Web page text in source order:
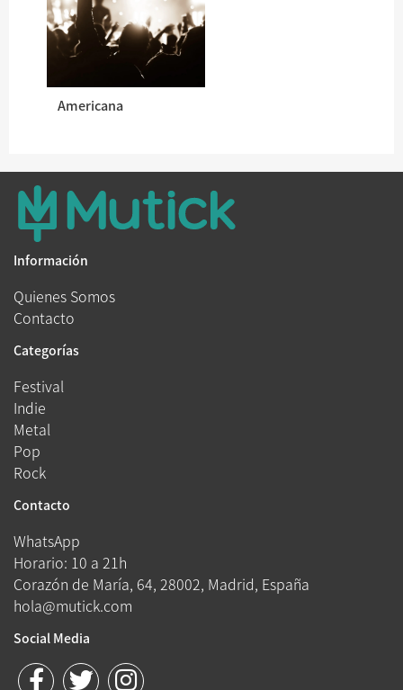
Americana
Información
Quienes Somos
Contacto
Categorías
Festival
Indie
Metal
Pop
Rock
Contacto
WhatsApp
Horario: 10 a 21h
Corazón de María, 64, 28002, Madrid, España
hola@mutick.com
Social Media